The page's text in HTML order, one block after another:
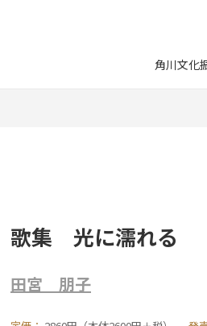
角川文化
歌集 光に濡れる
田宮 朋子